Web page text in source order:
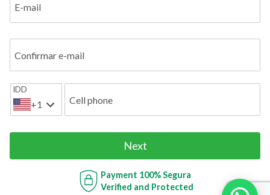
E-mail
Confirmar e-mail
IDD
+1 Cell phone
Next
Payment 100% Segura
Verified and Protected